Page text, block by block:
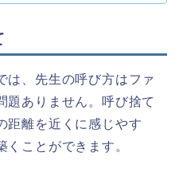
は、先生の呼び方はファ
題ありません。呼び捨て
距離を近くに感じやす
くことができます。